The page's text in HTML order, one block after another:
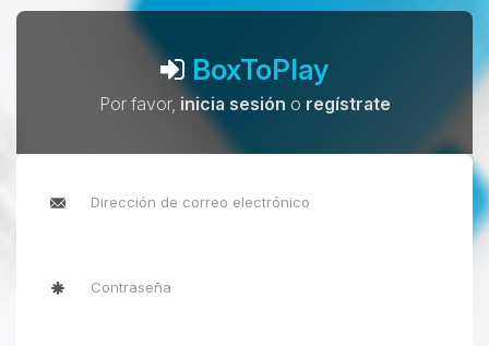
BoxToPlay
Por favor, inicia sesión o regístrate